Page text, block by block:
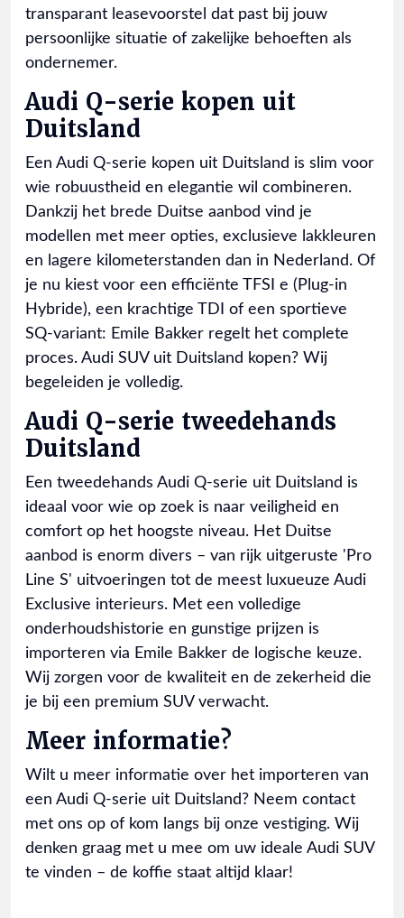
transparant leasevoorstel dat past bij jouw
persoonlijke situatie of zakelijke behoeften als
ondernemer.
Audi Q-serie kopen uit
Duitsland
Een Audi Q-serie kopen uit Duitsland is slim voor
wie robuustheid en elegantie wil combineren.
Dankzij het brede Duitse aanbod vind je
modellen met meer opties, exclusieve lakkleuren
en lagere kilometerstanden dan in Nederland. Of
je nu kiest voor een efficiënte TFSI e (Plug-in
Hybride), een krachtige TDI of een sportieve
SQ-variant: Emile Bakker regelt het complete
proces. Audi SUV uit Duitsland kopen? Wij
begeleiden je volledig.
Audi Q-serie tweedehands
Duitsland
Een tweedehands Audi Q-serie uit Duitsland is
ideaal voor wie op zoek is naar veiligheid en
comfort op het hoogste niveau. Het Duitse
aanbod is enorm divers – van rijk uitgeruste 'Pro
Line S' uitvoeringen tot de meest luxueuze Audi
Exclusive interieurs. Met een volledige
onderhoudshistorie en gunstige prijzen is
importeren via Emile Bakker de logische keuze.
Wij zorgen voor de kwaliteit en de zekerheid die
je bij een premium SUV verwacht.
Meer informatie?
Wilt u meer informatie over het importeren van
een Audi Q-serie uit Duitsland? Neem contact
met ons op of kom langs bij onze vestiging. Wij
denken graag met u mee om uw ideale Audi SUV
te vinden – de koffie staat altijd klaar!